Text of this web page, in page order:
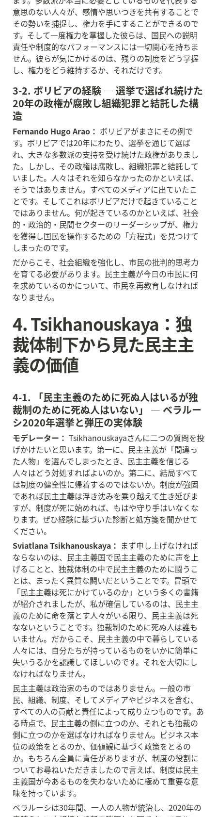
意思のない人々が、感情や思いつきを共有することで
その勢いを捕捉し、権力を手にすることができるので
す。そして一度権力を掌握した彼らは、国民への説明
責任や制度的なパフォーマンスには一切関心を持ちま
せん。彼らが気にかけるのは、残りの制度をどう掌握
し、権力をどう維持するか、それだけです。
3-2. ボリビアの経験 — 選挙で選ばれ続けた
20年の政権が腐敗し組織犯罪と結託した構
造
Fernando Hugo Arao： ボリビアがまさにその例で
す。ボリビアでは20年にわたり、選挙を通じて選ば
れ、大きな多数派の支持を受け続けた政権がありまし
た。しかし、その政権は腐敗し、組織犯罪と結託して
いました。人々はそれを知らなかったのかといえば、
そうではありません。すべてのメディアに出ていたこ
とです。そしてこれはボリビアだけで起きていること
ではありません。何が起きているのかといえば、社会
的・政治的・民間セクターのリーダーシップが、権力
を獲得し国民を操作するための「方程式」を見つけて
しまったのです。
だからこそ、社会組織を強化し、市民の批判的思考力
を育てる必要があります。民主主義が今日の市民に何
を求めているのかについて、市民を再教育しなければ
なりません。
4. Tsikhanouskaya：独
裁体制下から見た民主主
義の価値
4-1. 「民主主義のために死ぬ人はいるが独
裁制のために死ぬ人はいない」 — ベラルー
シ2020年選挙と弾圧の実体験
モデレーター： Tsikhanouskayaさんに二つの質問を投
げかけたいと思います。第一に、民主主義が「間違っ
た人物」を選んでしまったとき、民主主義を信じる
人々はどう対処すればよいのか。第二に、結局すべて
は制度の健全性に帰着するのではないか。制度が強固
であれば民主主義は浮き沈みを乗り越えて生き延びま
すが、制度が死に始めれば、もはや守り手はいなくな
ります。ぜひ経験に基づいた診断と処方箋を聞かせて
ください。
Sviatlana Tsikhanouskaya： まず申し上げなければ
ならないのは、民主主義国で民主主義のために声を上
げることと、独裁体制の中で民主主義のために闘うこ
とは、まったく異質な闘いだということです。冒頭で
「民主主義は死にかけているのか」という多くの書籍
が紹介されましたが、私が確信しているのは、民主主
義のために命を落とす人々がいる限り、民主主義は死
なないということです。独裁制のために死ぬ人は誰も
いません。だからこそ、民主主義の中で暮らしている
人々には、自分たちが持っているものをいかに簡単に
失いうるかを認識してほしいのです。それを大切にし
なければなりません。
民主主義は政治家のものではありません。一般の市
民、組織、制度、そしてメディアやビジネスを含む、
すべての人の貢献と責任によって成り立つものです。あ
る時点で、民主主義の側に立つのか、それとも独裁の
側に立つのかを選ばなければなりません。ビジネス本
位の政策をとるのか、価値観に基づく政策をとるの
か。もちろん全員に責任がありますが、制度の役割に
ついてお尋ねいただきましたので言えば、制度は民主
主義国が今あるものを失わないために極めて重要な意
味を持っています。
ベラルーシは30年間、一人の人物が統治し、2020年の